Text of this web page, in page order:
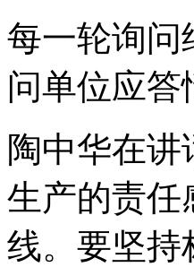
每一轮询问
问单位应答
陶中华在
生产的责任
线。要坚持